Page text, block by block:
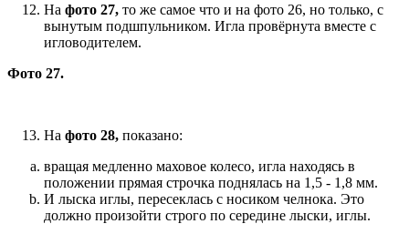
На фото 27, то же самое что и на фото 26, но только, с
вынутым подшпульником. Игла провёрнута вместе с
игловодителем.
Фото 27.
На фото 28, показано:
вращая медленно маховое колесо, игла находясь в
положении прямая строчка поднялась на 1,5 - 1,8 мм.
И лыска иглы, пересеклась с носиком челнока. Это
должно произойти строго по середине лыски, иглы.